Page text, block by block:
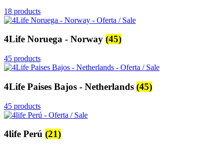
18 products
4Life Noruega - Norway (45)
45 products
4Life Paises Bajos - Netherlands (45)
45 products
4life Perú (21)